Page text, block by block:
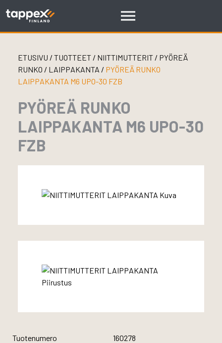
ETUSIVU / TUOTTEET/ NIITTIMUTTERIT / PYÖREÄ
RUNKO / LAIPPAKANTA / PYÖREÄ RUNKO
LAIPPAKANTA M6 UPO-30 FZB
PYÖREÄ RUNKO
LAIPPAKANTA M6 UPO-30
FZB
Tuotenumero 160278